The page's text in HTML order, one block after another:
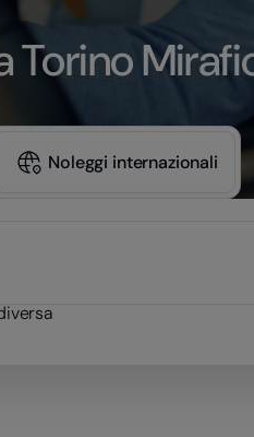
Torino
Noleggi internazionali